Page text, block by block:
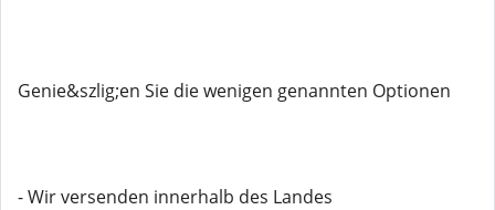
Genie&szlig;en Sie die wenigen genannten Optionen
- Wir versenden innerhalb des Landes